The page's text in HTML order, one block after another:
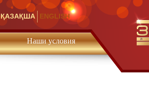
ҚАЗАҚША ENGLISH
Наши условия